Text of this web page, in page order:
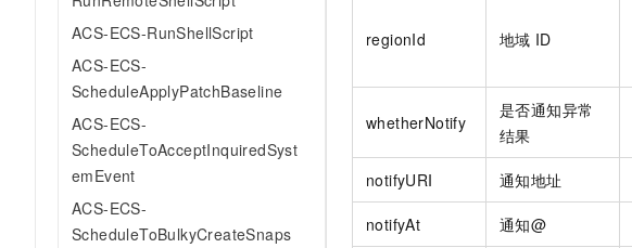
ACS-ECS-RunShellScript
ACS-ECS-
ScheduleApplyPatchBaseline
ACS-ECS-
ScheduleToAcceptInquiredSyst
emEvent
ACS-ECS-
ScheduleToBulkyCreateSnaps
regionId 地域 ID
whetherNotify
是否通知异常
结果
notifyURI 通知地址
notifyAt 通知@